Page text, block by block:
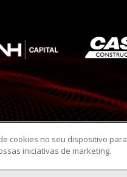
cookies no seu dispositivo para
iniciativas de marketing.